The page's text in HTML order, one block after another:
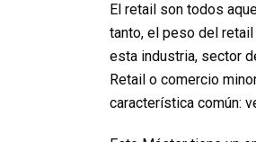
El retail son todos
tanto, el peso del
esta industria, sector
Retail o comercio
característica común: